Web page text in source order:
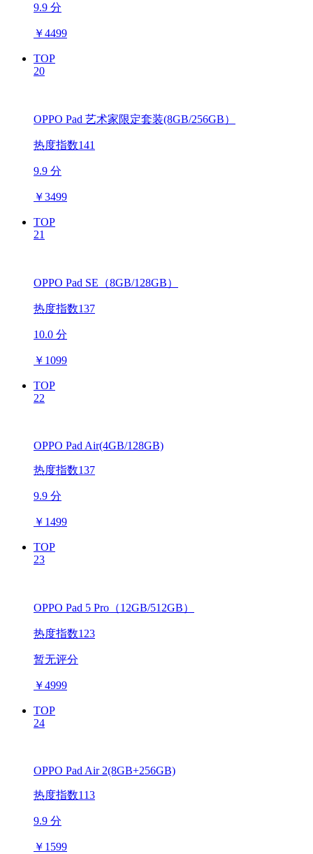
9.9 分
￥4499
TOP
20
OPPO Pad 艺术家限定套装(8GB/256GB）
热度指数141
9.9 分
￥3499
TOP
21
OPPO Pad SE（8GB/128GB）
热度指数137
10.0 分
￥ 1099
TOP
22
OPPO Pad Air(4GB/128GB)
热度指数137
9.9 分
￥ 1499
TOP
23
OPPO Pad 5 Pro（12GB/512GB）
热度指数123
暂无评分
￥4999
TOP
24
OPPO Pad Air 2(8GB+256GB)
热度指数113
9.9 分
￥ 1599